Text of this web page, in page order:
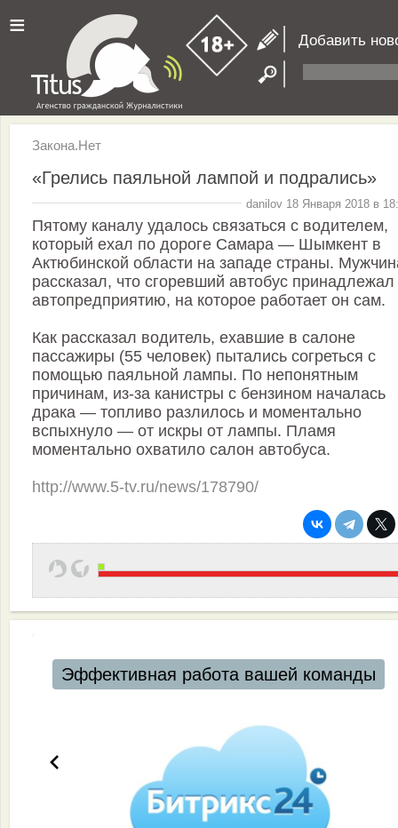
≡ Добавить
Закона.Нет
«Грелись паяльной лампой и подрались»
danilov 18 Января 2018 в
Пятому каналу удалось связаться с водителем,
который ехал по дороге Самара — Шымкент в
Актюбинской области на западе страны.
рассказал, что сгоревший автобус принадлежал
автопредприятию, на которое работает он сам.
Как рассказал водитель, ехавшие в салоне
пассажиры (55 человек) пытались согреться с
помощью паяльной лампы. По непонятным
причинам, из-за канистры с бензином началась
драка — топливо разлилось и моментально
вспыхнуло — от искры от лампы. Пламя
моментально охватило салон автобуса.
http://www.5-tv.ru/news/178790/
Эффективная работа вашей команды